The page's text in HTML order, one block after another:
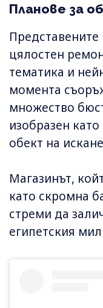
Планове за
цялостен
тематика и
момента
множество
изобразен
обект на
Магазинът,
като скромна
стреми да
египетския